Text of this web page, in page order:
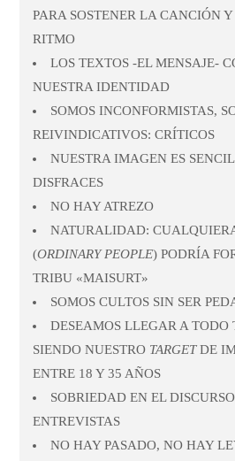
PARA SOSTENER LA CANCIÓN
RITMO
LOS TEXTOS -EL MENSAJE-
NUESTRA IDENTIDAD
SOMOS INCONFORMISTAS,
REIVINDICATIVOS: CRÍTICOS
NUESTRA IMAGEN ES
DISFRACES
NO HAY ATREZO
NATURALIDAD:
(ORDINARY PEOPLE) PODRÍA
TRIBU «MAISURT»
SOMOS CULTOS SIN SER
DESEAMOS LLEGAR A TODO
SIENDO NUESTRO TARGETDE
ENTRE 18 Y 35 AÑOS
SOBRIEDAD EN EL
ENTREVISTAS
NO HAY PASADO, NO HAY